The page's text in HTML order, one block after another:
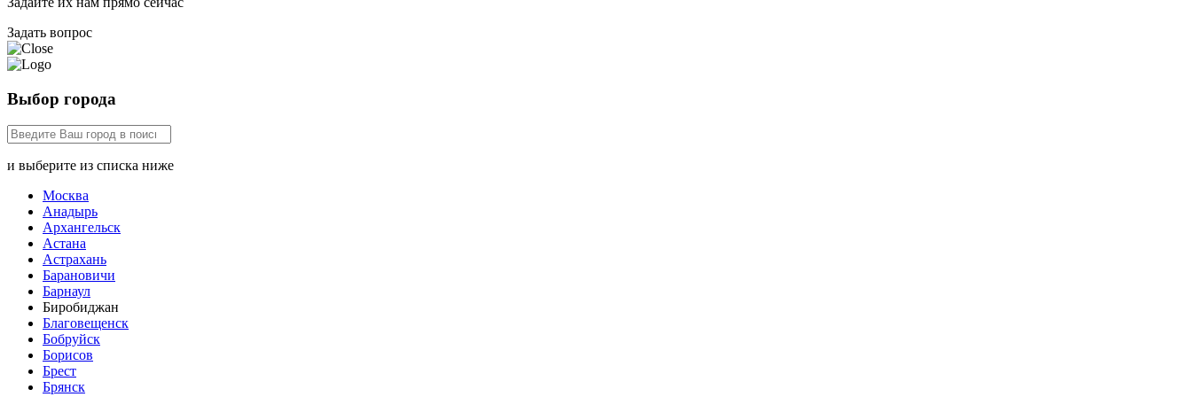
Задать вопрос
Выбор города
и выберите из списка ниже
Москва
Анадырь
Архангельск
Астана
Астрахань
Барановичи
Барнаул
Биробиджан
Благовещенск
Бобруйск
Борисов
Брест
Брянск